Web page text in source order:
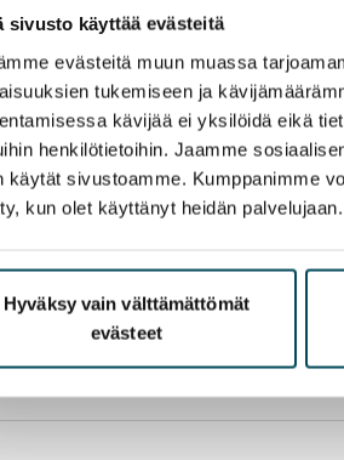
sivusto käyttää evästeitä
evästeitä muun muassa
tukemiseen ja
kävijää ei yksilöidä eikä
henkilötietoihin. Jaamme
käytät sivustoamme. Kumppanimme
kun olet käyttänyt heidän palvelujaan.
Hyväksy vain välttämättömät
evästeet
Vuokraan sisältyy 50 M
hankkia lisänopeutta
yhteyttä operaattoriin Telia.
Kyllä